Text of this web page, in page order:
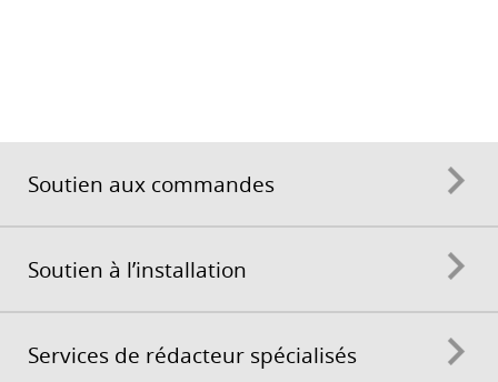
Soutien aux commandes
Soutien à l’installation
Services de rédacteur spécialisés